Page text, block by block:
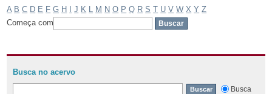
A B C D E F G H J K M N O P Q R S T U V W X Y Z
Começa com
Busca no acervo
Busca